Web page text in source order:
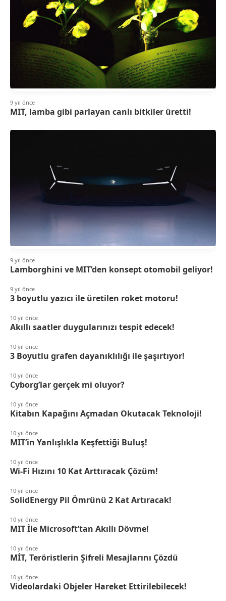
9 yıl önce
MIT, lamba gibi parlayan canlı bitkiler üretti!
9 yıl önce
Lamborghini ve MIT’den konsept otomobil geliyor!
9 yıl önce
3 boyutlu yazıcı ile üretilen roket motoru!
10 yıl önce
Akıllı saatler duygularınızı tespit edecek!
10 yıl önce
3 Boyutlu grafen dayanıklılığı ile şaşırtıyor!
10 yıl önce
Cyborg’lar gerçek mi oluyor?
10 yıl önce
Kitabın Kapağını Açmadan Okutacak Teknoloji!
10 yıl önce
MIT’in Yanlışlıkla Keşfettiği Buluş!
10 yıl önce
Wi-Fi Hızını 10 Kat Arttıracak Çözüm!
10 yıl önce
SolidEnergy Pil Ömrünü 2 Kat Artıracak!
10 yıl önce
MIT İle Microsoft’tan Akıllı Dövme!
10 yıl önce
MİT, Teröristlerin Şifreli Mesajlarını Çözdü
10 yıl önce
Videolardaki Objeler Hareket Ettirilebilecek!